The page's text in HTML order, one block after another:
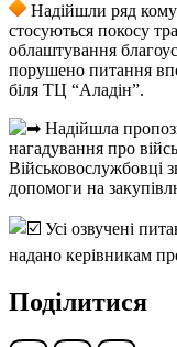
Надійшли ряд
стосуються покосу
облаштування
порушено питання
біля ТЦ “Аладін”.
Надійшла
нагадування про
Військовослужбовці
допомоги на
Усі озвучені
надано керівникам
Поділитися